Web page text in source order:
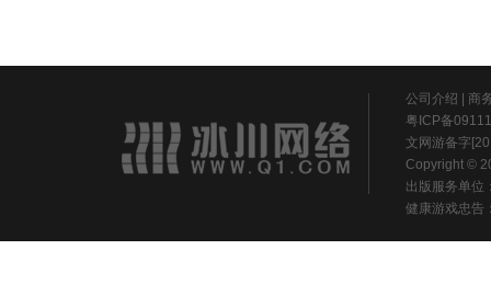
公司介绍
商
粤ICP备
文网游备字
Copyright ©
出版服务单位
健康游戏忠告